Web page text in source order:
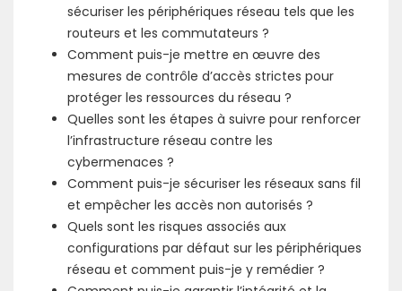
sécuriser les périphériques réseau tels que les
routeurs et les commutateurs ?
Comment puis-je mettre en œuvre des
mesures de contrôle d’accès strictes pour
protéger les ressources du réseau ?
Quelles sont les étapes à suivre pour renforcer
l’infrastructure réseau contre les
cybermenaces ?
Comment puis-je sécuriser les réseaux sans fil
et empêcher les accès non autorisés ?
Quels sont les risques associés aux
configurations par défaut sur les périphériques
réseau et comment puis-je y remédier ?